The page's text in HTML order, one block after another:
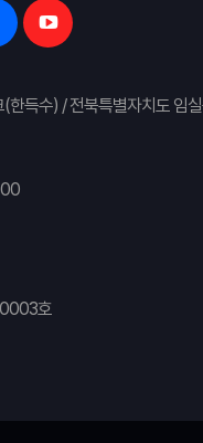
한득수) / 전북특별자치도 임
호